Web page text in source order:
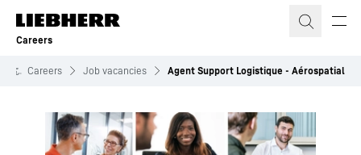
Skip to content
Careers
Careers Job vacancies Agent Support Logistique - Aérospatial